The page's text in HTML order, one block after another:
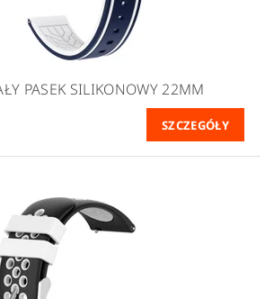
PASEK SILIKONOWY 22MM
SZCZEGÓŁY